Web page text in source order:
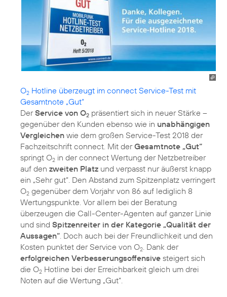
O2 Hotline überzeugt im connect Service-Test mit
Gesamtnote „Gut“
DerService von O2 präsentiert sich in neuer Stärke –
gegenüber den Kunden ebenso wie in unabhängigen
Vergleichen wie dem großen Service-Test 2018 der
Fachzeitschrift connect. Mit derGesamtnote „Gut“
springt O2 in der connect Wertung der Netzbetreiber
auf den zweiten Platz und verpasst nur äußerst knapp
ein „Sehr gut“. Den Abstand zum Spitzenplatz verringert
O2 gegenüber dem Vorjahr von 86 auf lediglich 8
Wertungspunkte. Vor allem bei der Beratung
überzeugen die Call-Center-Agenten auf ganzer Linie
und sind Spitzenreiter in der Kategorie „Qualität der
Aussagen“. Doch auch bei der Freundlichkeit und den
Kosten punktet der Service von O2. Dank der
erfolgreichen Verbesserungsoffensive steigert sich
die O2 Hotline bei der Erreichbarkeit gleich um drei
Noten auf die Wertung „Gut“.